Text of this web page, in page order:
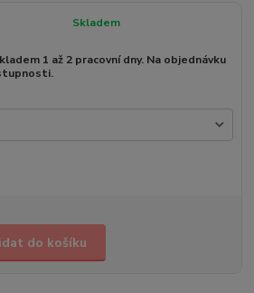
Skladem
1 až 2 pracovní dny. Na objednávku
do košíku